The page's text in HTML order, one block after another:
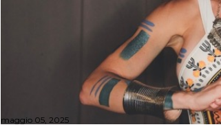
maggio 05, 2025